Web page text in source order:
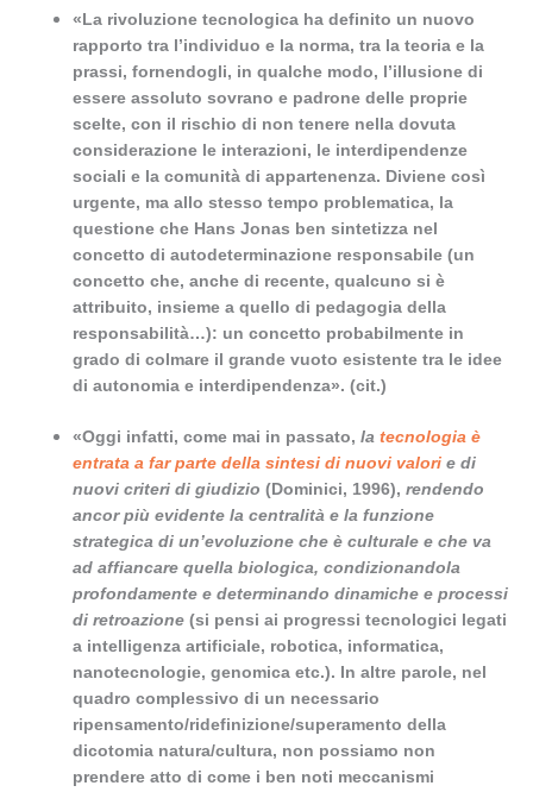
«La rivoluzione tecnologica ha definito un nuovo
rapporto tra l’individuo e la norma, tra la teoria e la
prassi, fornendogli, in qualche modo, l’illusione di
essere assoluto sovrano e padrone delle proprie
scelte, con il rischio di non tenere nella dovuta
considerazione le interazioni, le interdipendenze
sociali e la comunità di appartenenza. Diviene così
urgente, ma allo stesso tempo problematica, la
questione che Hans Jonas ben sintetizza nel
concetto di autodeterminazione responsabile (un
concetto che, anche di recente, qualcuno si è
attribuito, insieme a quello di pedagogia della
responsabilità…): un concetto probabilmente in
grado di colmare il grande vuoto esistente tra le idee
di autonomia e interdipendenza». (cit.)
«Oggi infatti, come mai in passato,latecnologia è
entrata a far parte della sintesi di nuovi valori e di
nuovi criteri di giudizio (Dominici, 1996),rendendo
ancor più evidente la centralità e la funzione
strategica di un’evoluzione che è culturale e che va
ad affiancare quella biologica, condizionandola
profondamente e determinando dinamiche e processi
di retroazione (si pensi ai progressi tecnologici legati
a intelligenza artificiale, robotica, informatica,
nanotecnologie, genomica etc.). In altre parole, nel
quadro complessivo di un necessario
ripensamento/ridefinizione/superamento della
dicotomia natura/cultura, non possiamo non
prendere atto di come i ben noti meccanismi